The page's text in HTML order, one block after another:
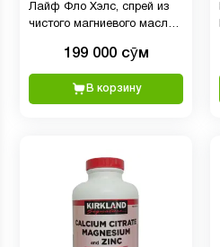
Лайф Фло Хэлс, спрей из
чистого магниевого масла,
199 000 сӯм
В корзину